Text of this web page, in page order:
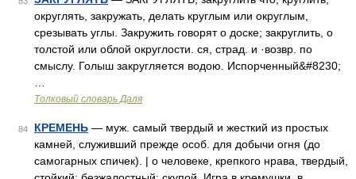
округлять, закружать, делать круглым или округлым,
срезывать углы. Закружить говорят о доске; закруглить, о
толстой или облой округлости. ся, страд. и ·возвр. по
смыслу. Голыш закругляется водою. Испорченный&#8230;
Толковый словарь Даля
84 КРЕМЕНЬ — муж. самый твердый и жесткий из простых
камней, служивший прежде особ. для добычи огня (до
самогарных спичек). | о человеке, крепкого нрава, твердый,